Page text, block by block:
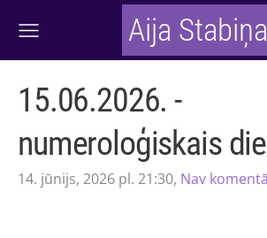
Aija Stabiņa
15.06.2026. -
numeroloģiskais
14. jūnijs, 2026 pl. 21:30, Nav